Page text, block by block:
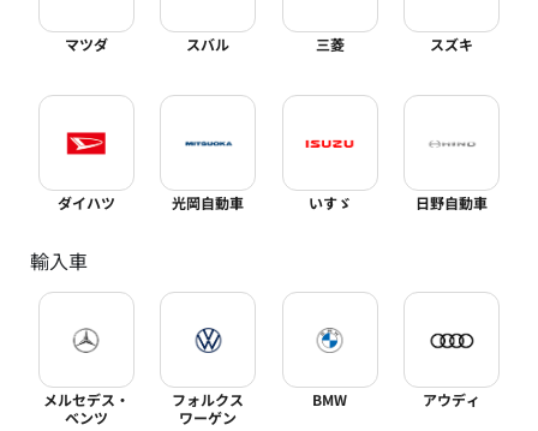
マツダ スバル 三菱 スズキ
ダイハツ 光岡自動車 いすゞ 日野自動車
輸入車
メルセデス・
ベンツ
フォルクス
ワーゲン
BMW アウディ